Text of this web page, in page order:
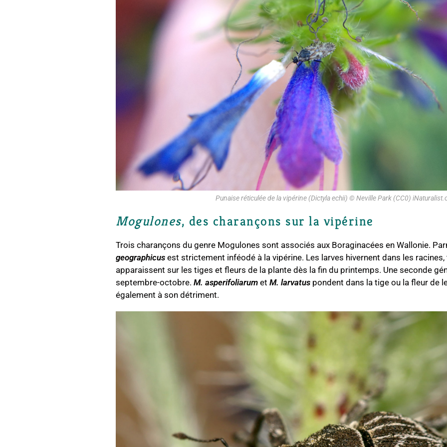
Punaise réticulée de la vipérine (Dictyla echii) © Neville Park (CC0)
Mogulones, des charançons sur la vipérine
Trois charançons du genre Mogulones sont associés aux Boraginacées en Wallonie.
geographicus est strictement inféodé à la vipérine. Les larves hivernent dans les
apparaissent sur les tiges et fleurs de la plante dès la fin du printemps. Une seconde
septembre-octobre. M. asperifoliarum et M. larvatus pondent dans la tige ou la fleur de
également à son détriment.